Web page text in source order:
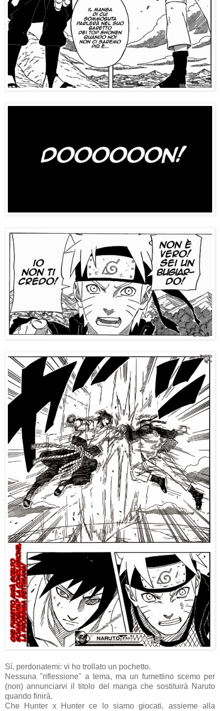
Sì, perdonatemi: vi ho trollato un pochetto.
Nessuna "riflessione" a tema, ma un fumettino scemo per
(non) annunciarvi il titolo del manga che sostituirà Naruto
quando finirà.
Che Hunter x Hunter ce lo siamo giocati, assieme alla